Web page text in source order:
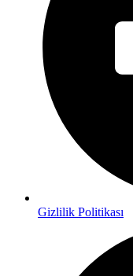
Gizlilik Politikası